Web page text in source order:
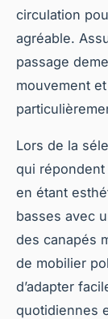
circulation
agréable.
passage
mouvement et
Lors de la
qui répondent
en étant
basses avec
des canapés
de mobilier
d’adapter
quotidiennes